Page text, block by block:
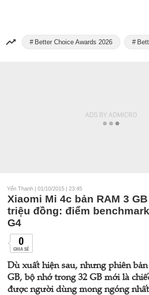
Better Choice Awards 2026
Yến Thanh | 01/10/2015 | 23:45
Xiaomi Mi 4c bản RAM 3
triệu đồng: điểm
G4
0
CHIA SẺ
Dù xuất hiện sau, nhưng phiên
GB, bộ nhớ trong 32 GB mới là
được người dùng mong ngóng